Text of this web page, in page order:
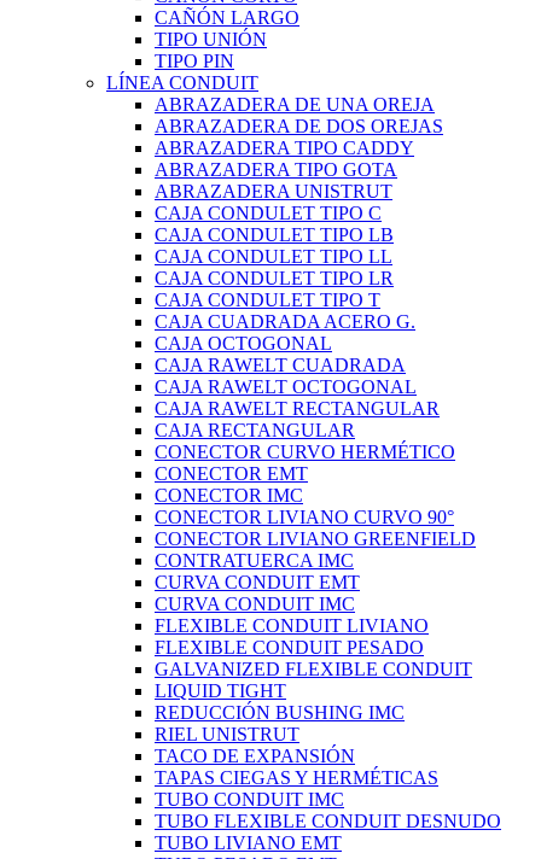
CAÑÓN LARGO
TIPO UNIÓN
TIPO PIN
LÍNEA CONDUIT
ABRAZADERA DE UNA OREJA
ABRAZADERA DE DOS OREJAS
ABRAZADERA TIPO CADDY
ABRAZADERA TIPO GOTA
ABRAZADERA UNISTRUT
CAJA CONDULET TIPO C
CAJA CONDULET TIPO LB
CAJA CONDULET TIPO LL
CAJA CONDULET TIPO LR
CAJA CONDULET TIPO T
CAJA CUADRADA ACERO G.
CAJA OCTOGONAL
CAJA RAWELT CUADRADA
CAJA RAWELT OCTOGONAL
CAJA RAWELT RECTANGULAR
CAJA RECTANGULAR
CONECTOR CURVO HERMÉTICO
CONECTOR EMT
CONECTOR IMC
CONECTOR LIVIANO CURVO 90°
CONECTOR LIVIANO GREENFIELD
CONTRATUERCA IMC
CURVA CONDUIT EMT
CURVA CONDUIT IMC
FLEXIBLE CONDUIT LIVIANO
FLEXIBLE CONDUIT PESADO
GALVANIZED FLEXIBLE CONDUIT
LIQUID TIGHT
REDUCCIÓN BUSHING IMC
RIEL UNISTRUT
TACO DE EXPANSIÓN
TAPAS CIEGAS Y HERMÉTICAS
TUBO CONDUIT IMC
TUBO FLEXIBLE CONDUIT DESNUDO
TUBO LIVIANO EMT